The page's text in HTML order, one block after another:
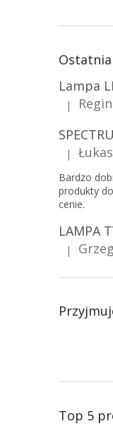
Ocena
|
Ocena
|
Bardzo
produkty
cenie.
Ocena
|
Top 5